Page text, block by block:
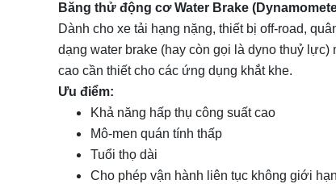
Băng thử động cơ Water Brake
Dành cho xe tải hạng nặng, thiết bị off-road,
dạng water brake (hay còn gọi là dyno thuỷ lực)
cao cần thiết cho các ứng dụng khắt khe.
Ưu điểm:
Khả năng hấp thụ công suất cao
Mô-men quán tính thấp
Tuổi thọ dài
Cho phép vận hành liên tục không giới hạn